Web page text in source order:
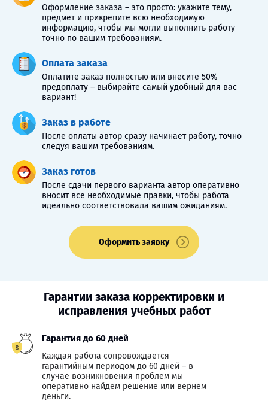
Оформление заказа – это просто: укажите тему,
предмет и прикрепите всю необходимую
информацию, чтобы мы могли выполнить работу
точно по вашим требованиям.
Оплата заказа
Оплатите заказ полностью или внесите 50%
предоплату – выбирайте самый удобный для вас
вариант!
Заказ в работе
После оплаты автор сразу начинает работу, точно
следуя вашим требованиям.
Заказ готов
После сдачи первого варианта автор оперативно
вносит все необходимые правки, чтобы работа
идеально соответствовала вашим ожиданиям.
Оформить заявку
Гарантии заказа корректировки и
исправления учебных работ
Гарантия до 60 дней
Каждая работа сопровождается
гарантийным периодом до 60 дней – в
случае возникновения проблем мы
оперативно найдем решение или вернем
деньги.